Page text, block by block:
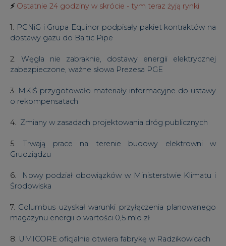
⚡ Ostatnie 24 godziny w skrócie - tym teraz żyją rynki
1.
PGNiG i Grupa Equinor podpisały pakiet kontraktów na
dostawy gazu do Baltic Pipe
2. Węgla nie zabraknie, dostawy energii elektrycznej
zabezpieczone, ważne słowa Prezesa PGE
3.
MKiŚ przygotowało materiały informacyjne do ustawy
o rekompensatach
4. Zmiany w zasadach projektowania dróg publicznych
5.Trwają prace na terenie budowy elektrowni w
Grudziądzu
6.
Nowy podział obowiązków w Ministerstwie Klimatu i
Środowiska
7. Columbus uzyskał warunki przyłączenia planowanego
magazynu energii o wartości 0,5 mld zł
8. UMICORE oficjalnie otwiera fabrykę w Radzikowicach